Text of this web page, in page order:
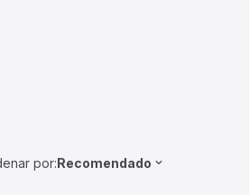
por:Recomendado